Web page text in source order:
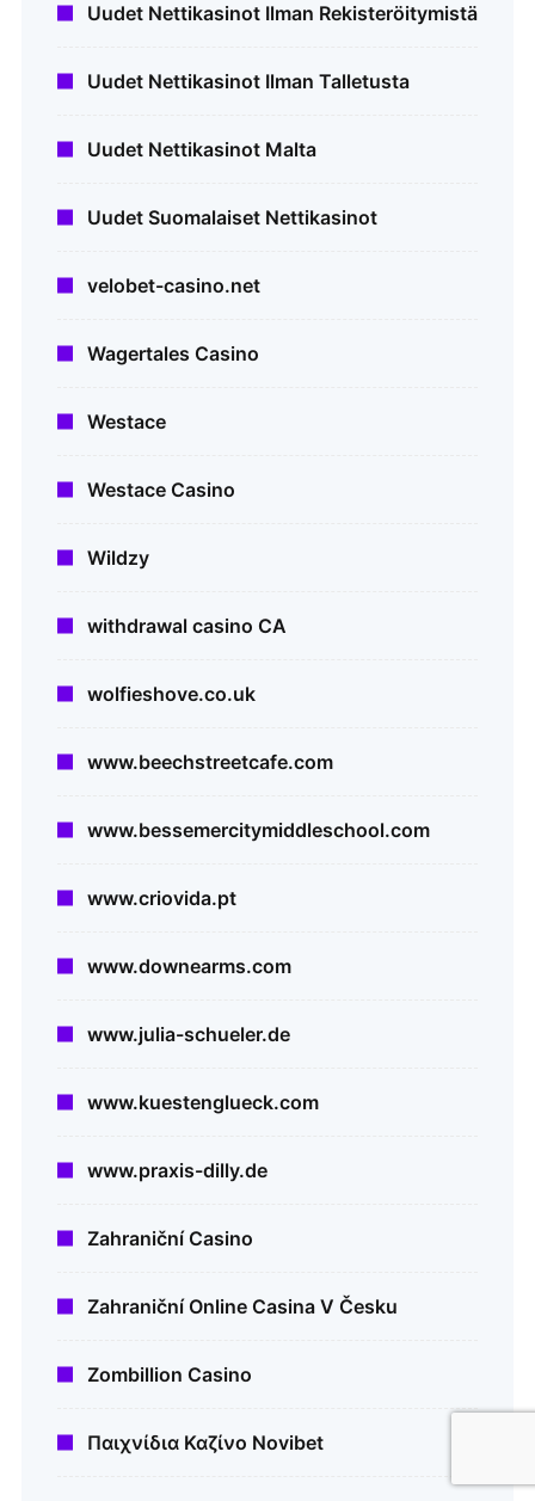
Uudet Nettikasinot Ilman Rekisteröitymistä
Uudet Nettikasinot Ilman Talletusta
Uudet Nettikasinot Malta
Uudet Suomalaiset Nettikasinot
velobet-casino.net
Wagertales Casino
Westace
Westace Casino
Wildzy
withdrawal casino CA
wolfieshove.co.uk
www.beechstreetcafe.com
www.bessemercitymiddleschool.com
www.criovida.pt
www.downearms.com
www.julia-schueler.de
www.kuestenglueck.com
www.praxis-dilly.de
Zahraniční Casino
Zahraniční Online Casina V Česku
Zombillion Casino
Παιχνίδια Καζίνο Novibet